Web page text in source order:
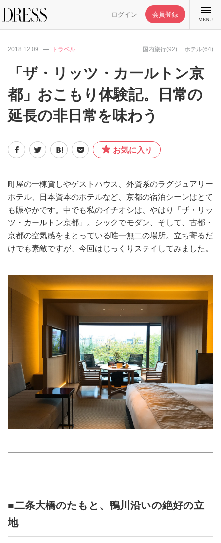
ログイン 会員登録
MENU
特集記事
DRESS部活
ライフスタイル
ファッション
恋愛/結婚/離婚
美容/健康
妊娠/出産/家族
ココロ/カラダ
グルメ
トラベル
カルチャー/エンタメ
ゲーム
2018.12.09 トラベル 国内旅行(92) ホテル(64)
「ザ・リッツ・カールトン京
都」おこもり体験記。日常の
延長の非日常を味わう
お気に入り
町屋の一棟貸しやゲストハウス、外資系のラグジュアリー
ホテル、日本資本のホテルなど、京都の宿泊シーンはとて
も賑やかです。中でも私のイチオシは、やはり「ザ・リッ
ツ・カールトン京都」。シックでモダン、そして、古都・
京都の空気感をまとっている唯一無二の場所。立ち寄るだ
けでも素敵ですが、今回はじっくりステイしてみました。
■二条大橋のたもと、鴨川沿いの絶好の立
地